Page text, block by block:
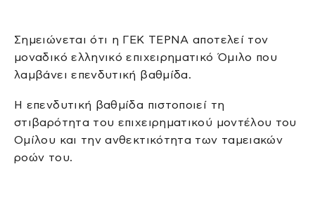
Σημειώνεται ότι η ΓΕΚ ΤΕΡΝΑ αποτελεί τον
μοναδικό ελληνικό επιχειρηματικό Όμιλο που
λαμβάνει επενδυτική βαθμίδα.
Η επενδυτική βαθμίδα πιστοποιεί τη
στιβαρότητα του επιχειρηματικού μοντέλου του
Ομίλου και την ανθεκτικότητα των ταμειακών
ροών του.